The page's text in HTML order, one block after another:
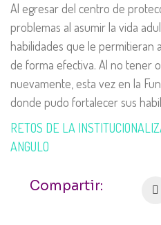
Al egresar del centro de
problemas al asumir la vida
habilidades que le permitieran
de forma efectiva. Al no tener
nuevamente, esta vez en la
donde pudo fortalecer sus
RETOS DE LA
ANGULO
Compartir: